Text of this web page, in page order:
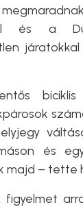
és a
és
majd – tette